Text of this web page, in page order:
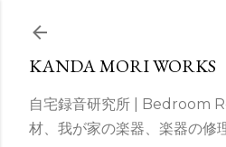
スキップしてメイン
KANDA MORI WORKS
自宅録音研究所 | Bedroom
材、我が家の楽器、楽器の修